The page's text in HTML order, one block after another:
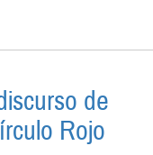
de
Rojo